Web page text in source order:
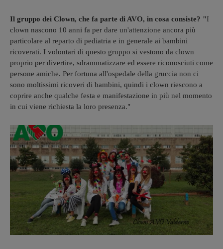
Il gruppo dei Clown, che fa parte di AVO, in cosa consiste? "I
clown nascono 10 anni fa per dare un'attenzione ancora più
particolare al reparto di pediatria e in generale ai bambini
ricoverati. I volontari di questo gruppo si vestono da clown
proprio per divertire, sdrammatizzare ed essere riconosciuti come
persone amiche. Per fortuna all'ospedale della gruccia non ci
sono moltissimi ricoveri di bambini, quindi i clown riescono a
coprire anche qualche festa e manifestazione in più nel momento
in cui viene richiesta la loro presenza."